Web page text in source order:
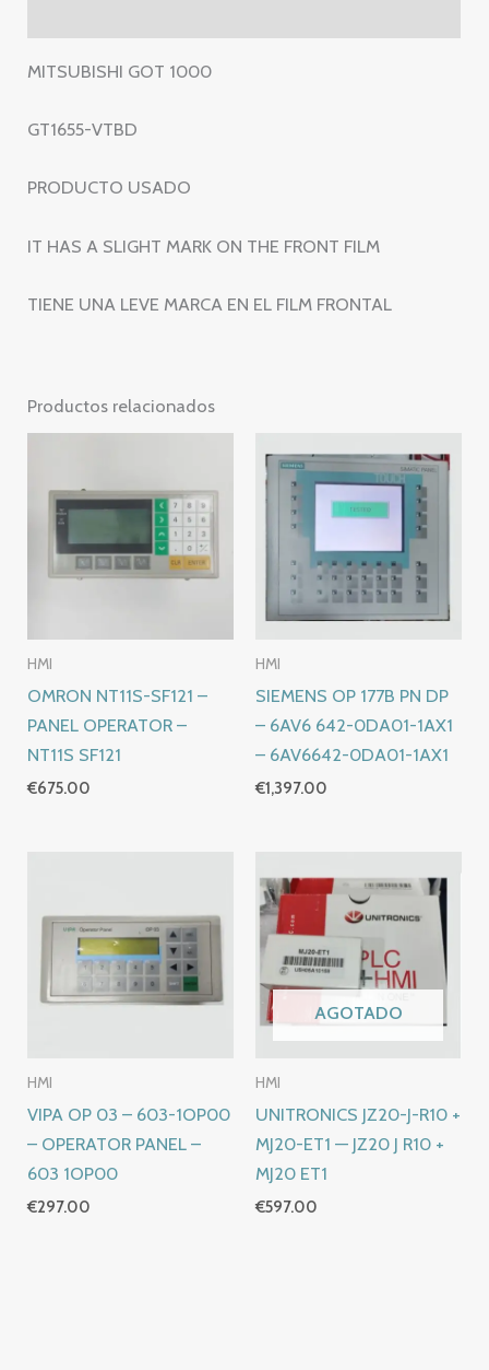
MITSUBISHI GOT 1000
GT1655-VTBD
PRODUCTO USADO
IT HAS A SLIGHT MARK ON THE FRONT FILM
TIENE UNA LEVE MARCA EN EL FILM FRONTAL
Productos relacionados
HMI
OMRON NT11S-SF121 –
PANEL OPERATOR –
NT11S SF121
€675.00
HMI
SIEMENS OP 177B PN DP
– 6AV6 642-0DA01-1AX1
– 6AV6642-0DA01-1AX1
€1,397.00
HMI
VIPA OP 03 – 603-1OP00
– OPERATOR PANEL –
603 1OP00
€297.00
AGOTADO
HMI
UNITRONICS JZ20-J-R10 +
MJ20-ET1 — JZ20 J R10 +
MJ20 ET1
€597.00